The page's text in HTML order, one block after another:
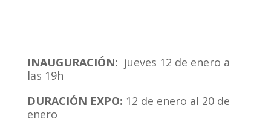
INAUGURACIÓN: jueves 12 de enero a
las 19h
DURACIÓN EXPO: 12 de enero al 20 de
enero